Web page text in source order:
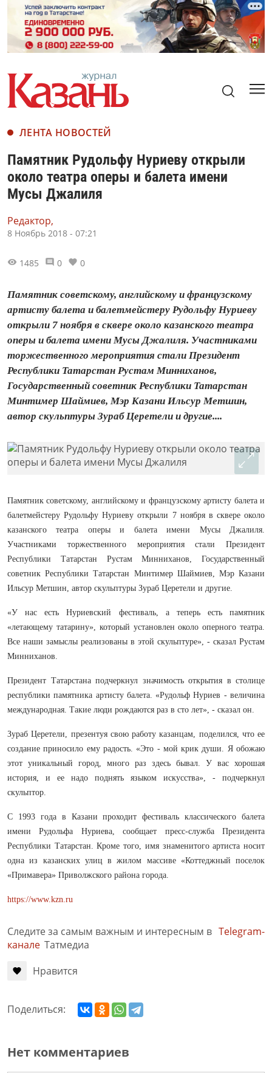
ЛЕНТА НОВОСТЕЙ
Памятник Рудольфу Нуриеву открыли
около театра оперы и балета имени
Мусы Джалиля
Редактор,
8 Ноябрь 2018 - 07:21
1485 0 0
Памятник советскому, английскому и французскому
артисту балета и балетмейстеру Рудольфу Нуриеву
открыли 7 ноября в сквере около казанского театра
оперы и балета имени Мусы Джалиля. Участниками
торжественного мероприятия стали Президент
Республики Татарстан Рустам Минниханов,
Государственный советник Республики Татарстан
Минтимер Шаймиев, Мэр Казани Ильсур Метшин,
автор скульптуры Зураб Церетели и другие....
Памятник советскому, английскому и французскому артисту балета и
балетмейстеру Рудольфу Нуриеву открыли 7 ноября в сквере около
казанского театра оперы и балета имени Мусы Джалиля.
Участниками торжественного мероприятия стали Президент
Республики Татарстан Рустам Минниханов, Государственный
советник Республики Татарстан Минтимер Шаймиев, Мэр Казани
Ильсур Метшин, автор скульптуры Зураб Церетели и другие.
«У нас есть Нуриевский фестиваль, а теперь есть памятник
«летающему татарину», который установлен около оперного театра.
Все наши замыслы реализованы в этой скульптуре», - сказал Рустам
Минниханов.
Президент Татарстана подчеркнул значимость открытия в столице
республики памятника артисту балета. «Рудольф Нуриев - величина
международная. Такие люди рождаются раз в сто лет», - сказал он.
Зураб Церетели, презентуя свою работу казанцам, поделился, что ее
создание приносило ему радость. «Это - мой крик души. Я обожаю
этот уникальный город, много раз здесь бывал. У вас хорошая
история, и ее надо поднять языком искусства», - подчеркнул
скульптор.
С 1993 года в Казани проходит фестиваль классического балета
имени Рудольфа Нуриева, сообщает пресс-служба Президента
Республики Татарстан. Кроме того, имя знаменитого артиста носит
одна из казанских улиц в жилом массиве «Коттеджный поселок
«Примавера» Приволжского района города.
https://www.kzn.ru
Следите за самым важным и интересным в Telegram-
канале Татмедиа
Нравится
Поделиться:
Нет комментариев